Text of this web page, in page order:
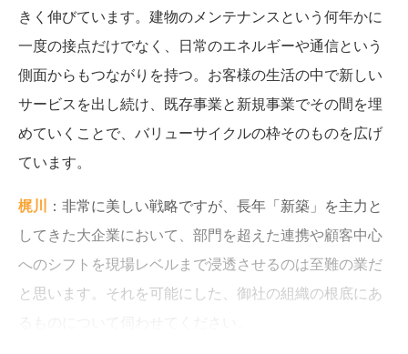
きく伸びています。建物のメンテナンスという何年かに
一度の接点だけでなく、日常のエネルギーや通信という
側面からもつながりを持つ。お客様の生活の中で新しい
サービスを出し続け、既存事業と新規事業でその間を埋
めていくことで、バリューサイクルの枠そのものを広げ
ています。
梶川 ：非常に美しい戦略ですが、長年「新築」を主力と
してきた大企業において、部門を超えた連携や顧客中心
へのシフトを現場レベルまで浸透させるのは至難の業だ
と思います。それを可能にした、御社の組織の根底にあ